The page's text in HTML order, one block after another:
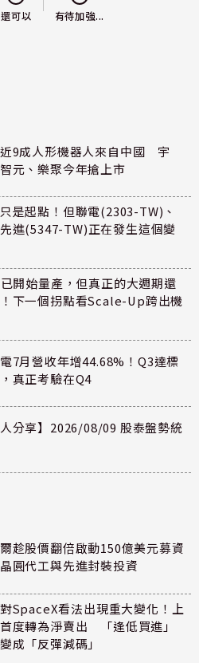
還可以 有待加強...
9成人形機器人來自中國 宇
元、樂聚今年搶上市
是起點！但聯電(2303-TW)、
進(5347-TW)正在發生這個變
開始量產，但真正的大週期還
下一個拐點看Scale-Up跨出機
7月營收年增44.68%！Q3達標
真正考驗在Q4
人分享】2026/08/09 股泰盤勢統
趁股價翻倍啟動150億美元募資
圓代工與先進封裝投資
SpaceX看法出現重大變化！上
度轉為淨賣出 「逢低買進」
成「反彈減碼」